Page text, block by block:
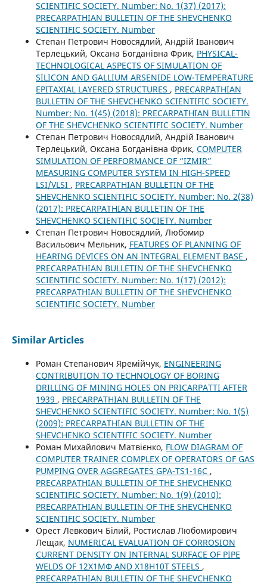
SCIENTIFIC SOCIETY. Number: No. 1(37) (2017):
PRECARPATHIAN BULLETIN OF THE SHEVCHENKO
SCIENTIFIC SOCIETY. Number
Степан Петрович Новосядлий, Андрій Іванович
Терлецький, Оксана Богданівна Фрик, PHYSICAL-
TECHNOLOGICAL ASPECTS OF SIMULATION OF
SILICON AND GALLIUM ARSENIDE LOW-TEMPERATURE
EPITAXIAL LAYERED STRUCTURES , PRECARPATHIAN
BULLETIN OF THE SHEVCHENKO SCIENTIFIC SOCIETY.
Number: No. 1(45) (2018): PRECARPATHIAN BULLETIN
OF THE SHEVCHENKO SCIENTIFIC SOCIETY. Number
Степан Петрович Новосядлий, Андрій Іванович
Терлецький, Оксана Богданівна Фрик, COMPUTER
SIMULATION OF PERFORMANCE OF “IZMIR”
MEASURING COMPUTER SYSTEM IN HIGH-SPEED
LSI/VLSI , PRECARPATHIAN BULLETIN OF THE
SHEVCHENKO SCIENTIFIC SOCIETY. Number: No. 2(38)
(2017): PRECARPATHIAN BULLETIN OF THE
SHEVCHENKO SCIENTIFIC SOCIETY. Number
Степан Петрович Новосядлий, Любомир
Васильович Мельник, FEATURES OF PLANNING OF
HEARING DEVICES ON AN INTEGRAL ELEMENT BASE ,
PRECARPATHIAN BULLETIN OF THE SHEVCHENKO
SCIENTIFIC SOCIETY. Number: No. 1(17) (2012):
PRECARPATHIAN BULLETIN OF THE SHEVCHENKO
SCIENTIFIC SOCIETY. Number
Similar Articles
Роман Степанович Яремійчук, ENGINEERING
CONTRIBUTION TO TECHNOLOGY OF BORING
DRILLING OF MINING HOLES ON PRICARPATTI AFTER
1939 , PRECARPATHIAN BULLETIN OF THE
SHEVCHENKO SCIENTIFIC SOCIETY. Number: No. 1(5)
(2009): PRECARPATHIAN BULLETIN OF THE
SHEVCHENKO SCIENTIFIC SOCIETY. Number
Роман Михайлович Матвієнко, FLOW DIAGRAM OF
COMPUTER TRAINER COMPLEX OF OPERATORS OF GAS
PUMPING OVER AGGREGATES GPA-TS1-16C ,
PRECARPATHIAN BULLETIN OF THE SHEVCHENKO
SCIENTIFIC SOCIETY. Number: No. 1(9) (2010):
PRECARPATHIAN BULLETIN OF THE SHEVCHENKO
SCIENTIFIC SOCIETY. Number
Орест Левкович Білий, Ростислав Любомирович
Лещак, NUMERICAL EVALUATION OF CORROSION
CURRENT DENSITY ON INTERNAL SURFACE OF PIPE
WELDS OF 12Х1МФ AND Х18Н10Т STEELS ,
PRECARPATHIAN BULLETIN OF THE SHEVCHENKO